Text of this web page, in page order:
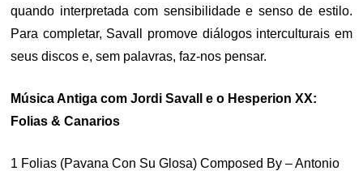
quando interpretada com sensibilidade e senso de estilo.
Para completar, Savall promove diálogos interculturais em
seus discos e, sem palavras, faz-nos pensar.
Música Antiga com Jordi Savall e o Hesperion XX:
Folias & Canarios
1 Folias (Pavana Con Su Glosa) Composed By – Antonio